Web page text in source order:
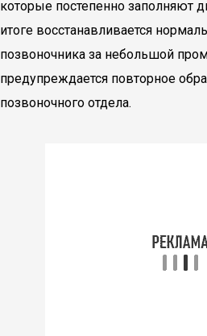
которые постепенно заполняют
итоге восстанавливается
позвоночника за небольшой
предупреждается повторное
позвоночного отдела.